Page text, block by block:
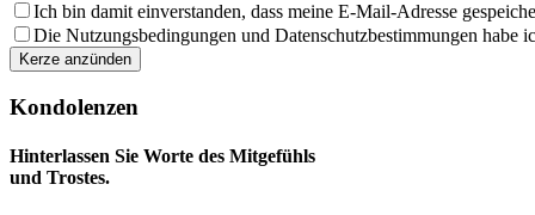
aus
Ich bin damit einverstanden, dass meine E-Mail-Adresse
Die Nutzungsbedingungen und Datenschutzbestimmungen habe
Kondolenzen
Hinterlassen Sie Worte des Mitgefühls
und Trostes.